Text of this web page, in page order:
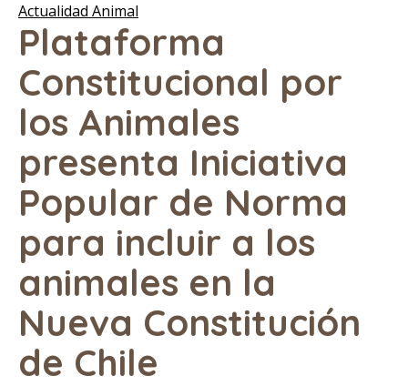
Actualidad Animal
Plataforma
Constitucional por
los Animales
presenta Iniciativa
Popular de Norma
para incluir a los
animales en la
Nueva Constitución
de Chile